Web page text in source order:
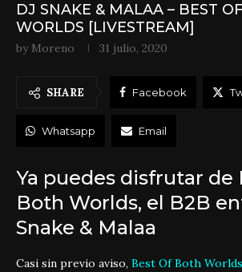
DJ SNAKE & MALAA – BEST
WORLDS [LIVESTREAM]
by Moreno 31 julio, 2020
SHARE Facebook
Whatsapp Email
Ya puedes disfrutar de
Both Worlds, el B2B
Snake & Malaa
Casi sin previo aviso, Best Of Both Worlds